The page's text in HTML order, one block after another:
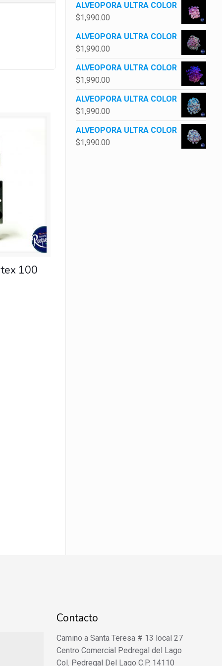
100
ALVEOPORA ULTRA COLOR
$1,990.00
ALVEOPORA ULTRA COLOR
$1,990.00
ALVEOPORA ULTRA COLOR
$1,990.00
ALVEOPORA ULTRA COLOR
$1,990.00
ALVEOPORA ULTRA COLOR
$1,990.00
Contacto
Camino a Santa Teresa # 13 local 27
Centro Comercial Pedregal del Lago
Col. Pedregal Del Lago C.P. 14110